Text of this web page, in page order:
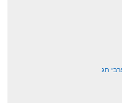
חג